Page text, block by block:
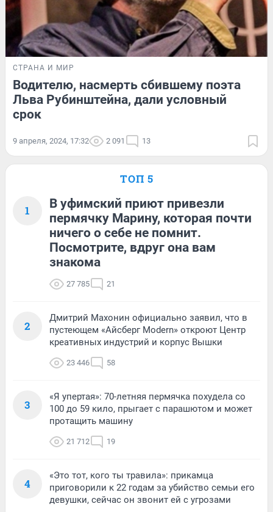
СТРАНА И МИР
Водителю, насмерть сбившему поэта
Льва Рубинштейна, дали условный
срок
9 апреля, 2024, 17:32 2 091 13
ТОП 5
1
В уфимский приют привезли
пермячку Марину, которая почти
ничего о себе не помнит.
Посмотрите, вдруг она вам
знакома
27 785 21
2
Дмитрий Махонин официально заявил, что в
пустеющем «Айсберг Modern» откроют Центр
креативных индустрий и корпус Вышки
23 446 58
3
«Я упертая»: 70-летняя пермячка похудела со
100 до 59 кило, прыгает с парашютом и может
протащить машину
21 712 19
4
«Это тот, кого ты травила»: прикамца
приговорили к 22 годам за убийство семьи его
девушки, сейчас он звонит ей с угрозами